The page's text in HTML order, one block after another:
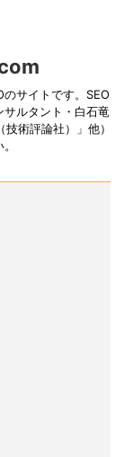
サイトです。SEO
ルタント・白石竜
術評論社）」他）